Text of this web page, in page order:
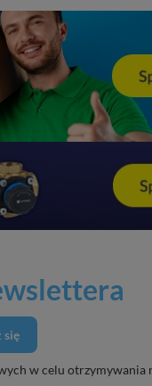
się
w celu otrzymywania